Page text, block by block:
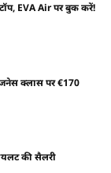
EVA Air पर बुक करें!
क्लास पर €170
की सैलरी